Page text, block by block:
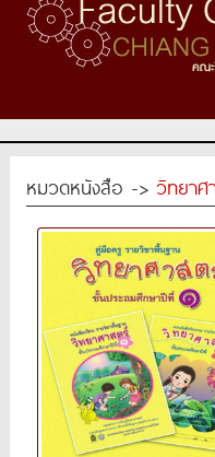
หมวดหนังสือ -> วิทยาศ